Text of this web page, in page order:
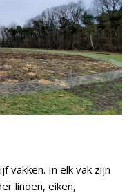
vakken. In elk vak zijn
linden, eiken,